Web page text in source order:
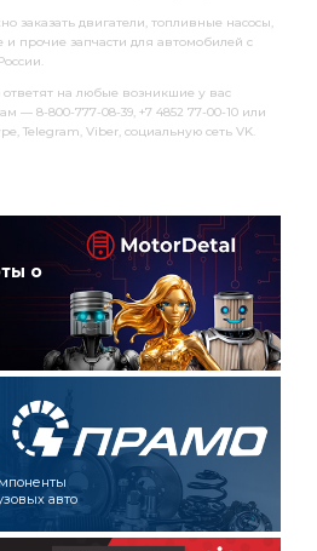
заказать двигатели, топливные насосы,
прочие запчасти для автомобилей с
на любые возникшие у вас
— 8-800-777-08-39, +7 4852 77-00-10 или
Telegram, Viber, социальную сеть VK.
о
авто